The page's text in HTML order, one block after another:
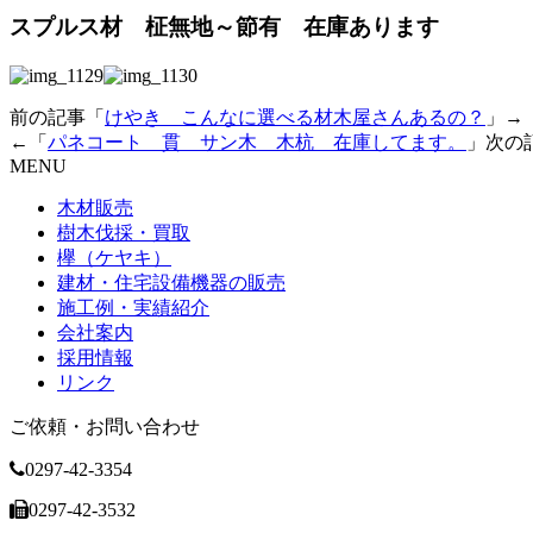
スプルス材 柾無地～節有 在庫あります
前の記事「 けやき こんなに選べる材木屋さんあるの？ 」→
←「 パネコート 貫 サン木 木杭 在庫してます。
」次の
MENU
木材販売
樹木伐採・買取
欅（ケヤキ）
建材・住宅設備機器の販売
施工例・実績紹介
会社案内
採用情報
リンク
ご依頼・お問い合わせ
0297-42-3354
0297-42-3532